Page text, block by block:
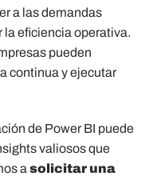
a las demandas
la eficiencia operativa.
pueden
continua y ejecutar
de Power BI puede
valiosos que
a solicitar una